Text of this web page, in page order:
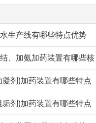
生产线有哪些特点优势
、加氨加药装置有哪些核
剂)加药装置有哪些特点
剂)加药装置有哪些特点